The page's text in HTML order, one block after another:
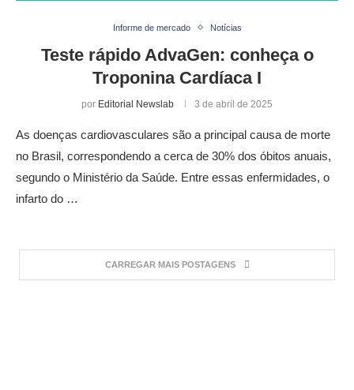
Informe de mercado Notícias
Teste rápido AdvaGen: conheça o
Troponina Cardíaca I
por Editorial Newslab 3 de abril de 2025
As doenças cardiovasculares são a principal causa de morte
no Brasil, correspondendo a cerca de 30% dos óbitos anuais,
segundo o Ministério da Saúde. Entre essas enfermidades, o
infarto do …
CARREGAR MAIS POSTAGENS